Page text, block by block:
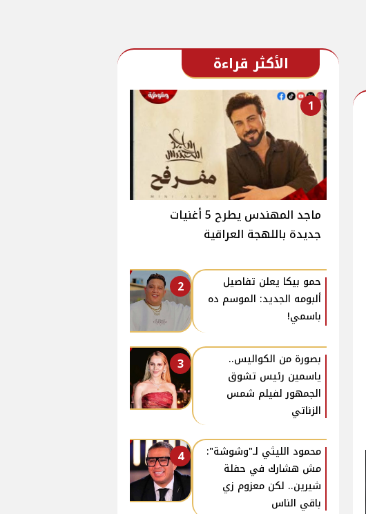
الأكثر قراءة
1
ماجد المهندس يطرح 5 أغنيات
جديدة باللهجة العراقية
2
حمو بيكا يعلن تفاصيل
ألبومه الجديد: الموسم ده
باسمي!
3
بصورة من الكواليس..
ياسمين رئيس تشوق
الجمهور لفيلم شمس
الزناتي
4
محمود الليثي لـ"وشوشة":
مش هشارك في حفلة
شيرين.. لكن معزوم زي
باقي الناس